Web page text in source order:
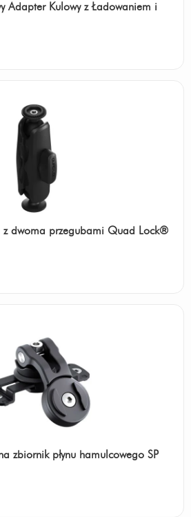
Adapter Kulowy z Ładowaniem i
z dwoma przegubami Quad Lock®
zbiornik płynu hamulcowego SP